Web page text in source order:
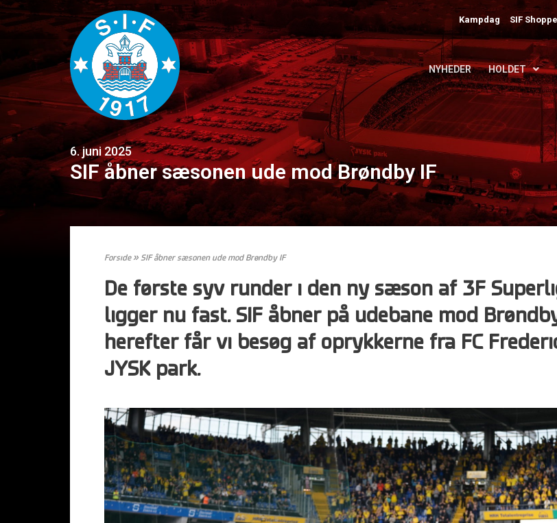
Kampdag SIF
NYHEDER HOLDET
6. juni 2025
SIF åbner sæsonen ude mod Brøndby IF
Forside» SIF åbner sæsonen ude mod Brøndby IF
De første syv runder i den ny sæson af 3F
ligger nu fast. SIF åbner på udebane mod
herefter får vi besøg af oprykkerne fra FC
JYSK park.